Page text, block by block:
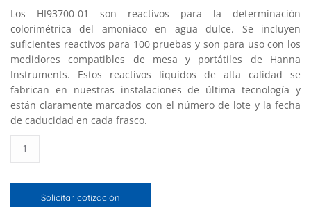
Los HI93700-01 son reactivos para la determinación
colorimétrica del amoniaco en agua dulce. Se incluyen
suficientes reactivos para 100 pruebas y son para uso con los
medidores compatibles de mesa y portátiles de Hanna
Instruments. Estos reactivos líquidos de alta calidad se
fabrican en nuestras instalaciones de última tecnología y
están claramente marcados con el número de lote y la fecha
de caducidad en cada frasco.
intervalo
Solicitar cotización